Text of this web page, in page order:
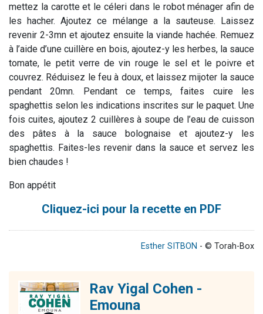
mettez la carotte et le céleri dans le robot ménager afin de
les hacher. Ajoutez ce mélange a la sauteuse. Laissez
revenir 2-3mn et ajoutez ensuite la viande hachée. Remuez
à l’aide d’une cuillère en bois, ajoutez-y les herbes, la sauce
tomate, le petit verre de vin rouge le sel et le poivre et
couvrez. Réduisez le feu à doux, et laissez mijoter la sauce
pendant 20mn. Pendant ce temps, faites cuire les
spaghettis selon les indications inscrites sur le paquet. Une
fois cuites, ajoutez 2 cuillères à soupe de l’eau de cuisson
des pâtes à la sauce bolognaise et ajoutez-y les
spaghettis. Faites-les revenir dans la sauce et servez les
bien chaudes !
Bon appétit
Cliquez-ici pour la recette en PDF
Esther SITBON - © Torah-Box
Rav Yigal Cohen -
Emouna